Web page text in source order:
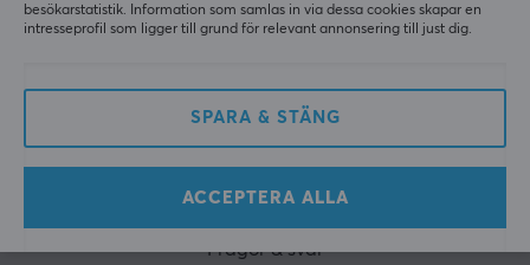
PRENUMERERA
KUNDSERVICE
Frågor & svar
besökarstatistik. Information som samlas in via dessa cookies skapar en
intresseprofil som ligger till grund för relevant annonsering till just dig.
SPARA & STÄNG
ACCEPTERA ALLA